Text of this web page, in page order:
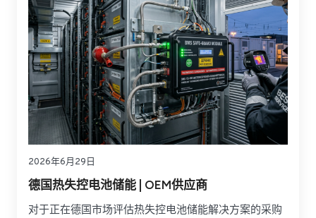
2026年6月29日
德国热失控电池储能 | OEM供应商
对于正在德国市场评估热失控电池储能解决方案的采购